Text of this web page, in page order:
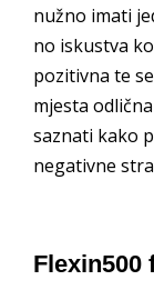
nužno imati
no iskustva
pozitivna te
mjesta
saznati kako
negativne
Flexin500